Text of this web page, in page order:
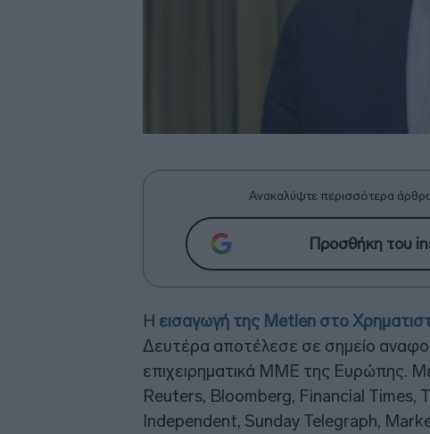
Ανακαλύψτε περισσότερα
Προσθήκη του
Η εισαγωγή της Metlen στο
Δευτέρα αποτέλεσε σε σημείο
επιχειρηματικά ΜΜΕ της Ευρώπης.
Reuters, Bloomberg, Financial Times,
Independent, Sunday Telegraph,